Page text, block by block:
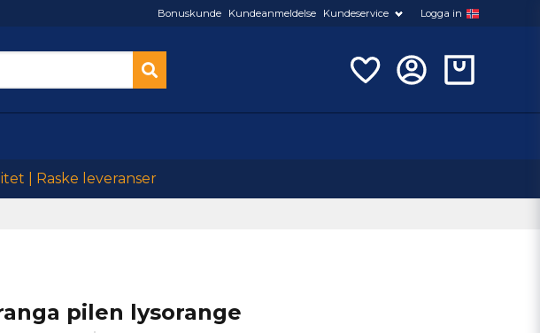
Bonuskunde Kundeanmeldelse Kundeservice Logga in
| Raske leveranser
pilen lysorange